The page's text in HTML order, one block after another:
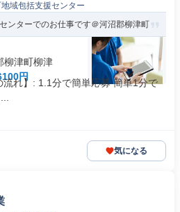
域包括支援センター
ンターでのお仕事です＠河沼郡柳津町
柳津町柳津
円
れ】: 1.1分で簡単応募 簡単1分で
気になる